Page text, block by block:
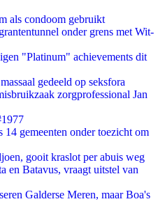
als condoom gebruikt
onder grens met Wit-
"Platinum" achievements dit
gedeeld op seksfora
zorgprofessional Jan
14 gemeenten onder toezicht om
gooit kraslot per abuis weg
en Batavus, vraagt uitstel van
Galderse Meren, maar Boa's